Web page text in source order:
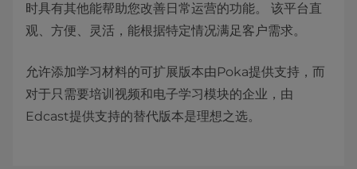
时具有其他能帮助您改善日常运营的功能。 该平台直
观、方便、灵活，能根据特定情况满足客户需求。
允许添加学习材料的可扩展版本由Poka提供支持，而
对于只需要培训视频和电子学习模块的企业，由
Edcast提供支持的替代版本是理想之选。